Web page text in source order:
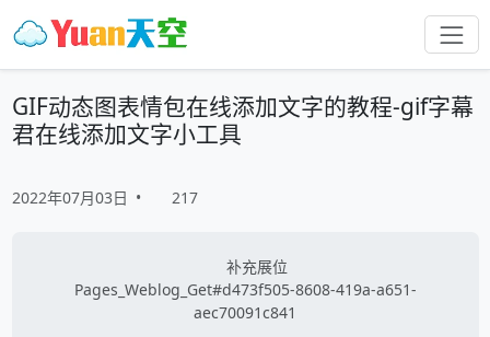
GIF动态图表情包在线添加文字的教程-gif字幕
君在线添加文字小工具
2022年07月03日 • 217
补充展位
Pages_Weblog_Get#d473f505-8608-419a-a651-
aec70091c841